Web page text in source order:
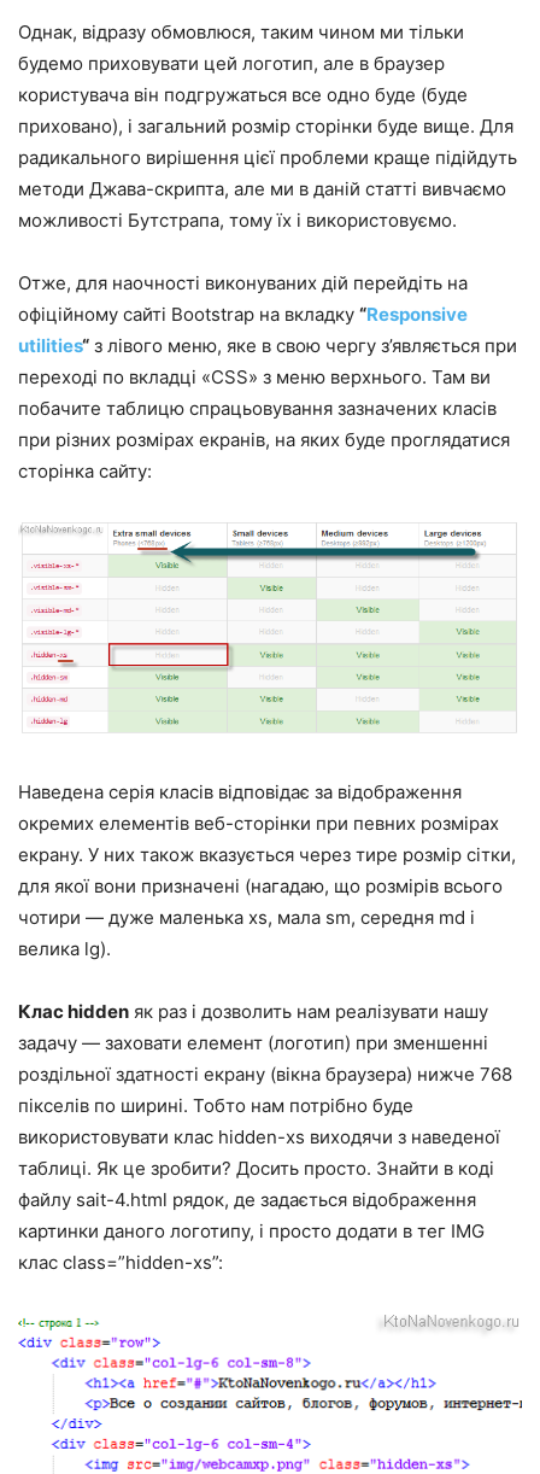
Однак, відразу обмовлюся, таким чином ми тільки
будемо приховувати цей логотип, але в браузер
користувача він подгружаться все одно буде (буде
приховано), і загальний розмір сторінки буде вище. Для
радикального вирішення цієї проблеми краще підійдуть
методи Джава-скрипта, але ми в даній статті вивчаємо
можливості Бутстрапа, тому їх і використовуємо.
Отже, для наочності виконуваних дій перейдіть на
офіційному сайті Bootstrap на вкладку “Responsive
utilities“ з лівого меню, яке в свою чергу з’являється при
переході по вкладці «CSS» з меню верхнього. Там ви
побачите таблицю спрацьовування зазначених класів
при різних розмірах екранів, на яких буде проглядатися
сторінка сайту:
Наведена серія класів відповідає за відображення
окремих елементів веб-сторінки при певних розмірах
екрану. У них також вказується через тире розмір сітки,
для якої вони призначені (нагадаю, що розмірів всього
чотири — дуже маленька xs, мала sm, середня md і
велика lg).
Клас hidden як раз і дозволить нам реалізувати нашу
задачу — заховати елемент (логотип) при зменшенні
роздільної здатності екрану (вікна браузера) нижче 768
пікселів по ширині. Тобто нам потрібно буде
використовувати клас hidden-xs виходячи з наведеної
таблиці. Як це зробити? Досить просто. Знайти в коді
файлу sait-4.html рядок, де задається відображення
картинки даного логотипу, і просто додати в тег IMG
клас class=”hidden-xs”: